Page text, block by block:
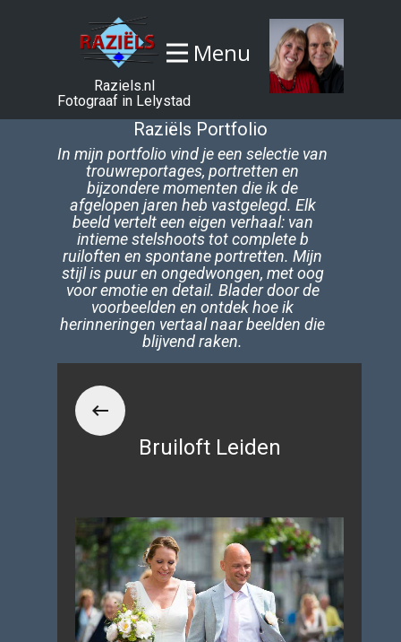
Menu
Raziels.nl
Fotograaf in Lelystad
Raziëls Portfolio
In mijn portfolio vind je een selectie van
trouwreportages, portretten en
bijzondere momenten die ik de
afgelopen jaren heb vastgelegd. Elk
beeld vertelt een eigen verhaal: van
intieme stelshoots tot complete b​
ruiloften en spontane portretten. Mijn
stijl is puur en ongedwongen, met oog
voor emotie en detail. Blader door de
voorbeelden en ontdek hoe ik
herinneringen vertaal naar beelden die
blijvend raken.
Bruiloft Leiden